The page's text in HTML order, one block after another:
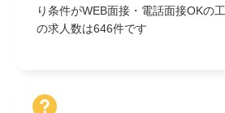
り条件がWEB面接・電話面接OKの
の求人数は646件です